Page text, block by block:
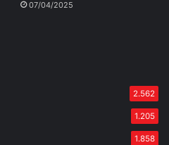
07/04/2025
2.562
1.205
1.858